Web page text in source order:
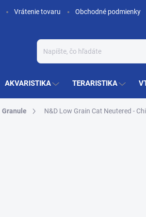
Vrátenie tovaru Obchodné podmienky
AKVARISTIKA TERARISTIKA
Granule N&D Low Grain Cat Neutered -